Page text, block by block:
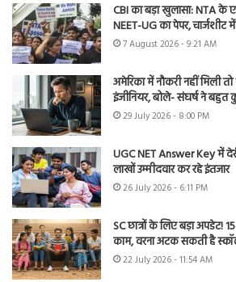
CBI का बड़ा खुलासा: NTA
NEET-UG का पेपर,
7 August 2026 - 9:21 AM
अमेरिका में नौकरी नहीं मिली
इंजीनियर, बोले- संघर्ष ने बहुत
29 July 2026 - 8:00 PM
UGC NET Answer Key में
लाखों उम्मीदवार कर रहे इंतजार
26 July 2026 - 6:11 PM
SC छात्रों के लिए बड़ा
काम, वरना अटक सकती है
22 July 2026 - 11:54 AM